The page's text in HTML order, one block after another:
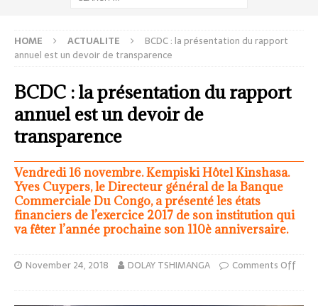
HOME ACTUALITE
BCDC : la présentation du rapport
annuel est un devoir de transparence
BCDC : la présentation du rapport
annuel est un devoir de
transparence
Vendredi 16 novembre. Kempiski Hôtel Kinshasa.
Yves Cuypers, le Directeur général de la Banque
Commerciale Du Congo, a présenté les états
financiers de l’exercice 2017 de son institution qui
va fêter l’année prochaine son 110è anniversaire.
November 24, 2018 DOLAY TSHIMANGA Comments Off